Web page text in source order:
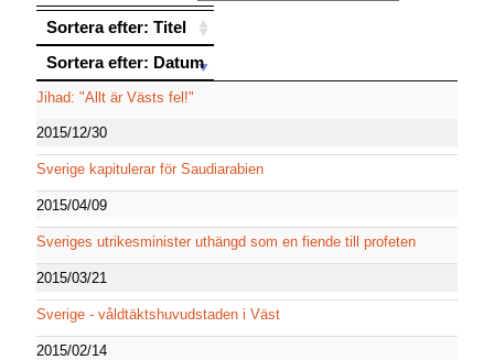
Sortera efter: Titel
Sortera efter: Datum
Jihad: "Allt är Västs fel!"
2015/12/30
Sverige kapitulerar för Saudiarabien
2015/04/09
Sveriges utrikesminister uthängd som en fiende till profeten
2015/03/21
Sverige - våldtäktshuvudstaden i Väst
2015/02/14
Sortera efter: Titel
Sortera efter: Datum